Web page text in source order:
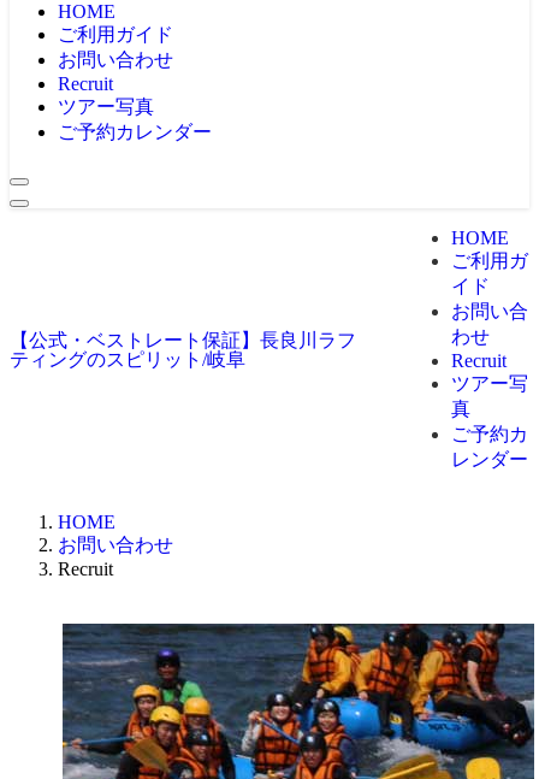
HOME
ご利用ガイド
お問い合わせ
Recruit
ツアー写真
ご予約カレンダー
【公式・ベストレート保証】長良川ラフ
ティングのスピリット/岐阜
HOME
ご利用ガ
イド
お問い合
わせ
Recruit
ツアー写
真
ご予約カ
レンダー
HOME
お問い合わせ
Recruit